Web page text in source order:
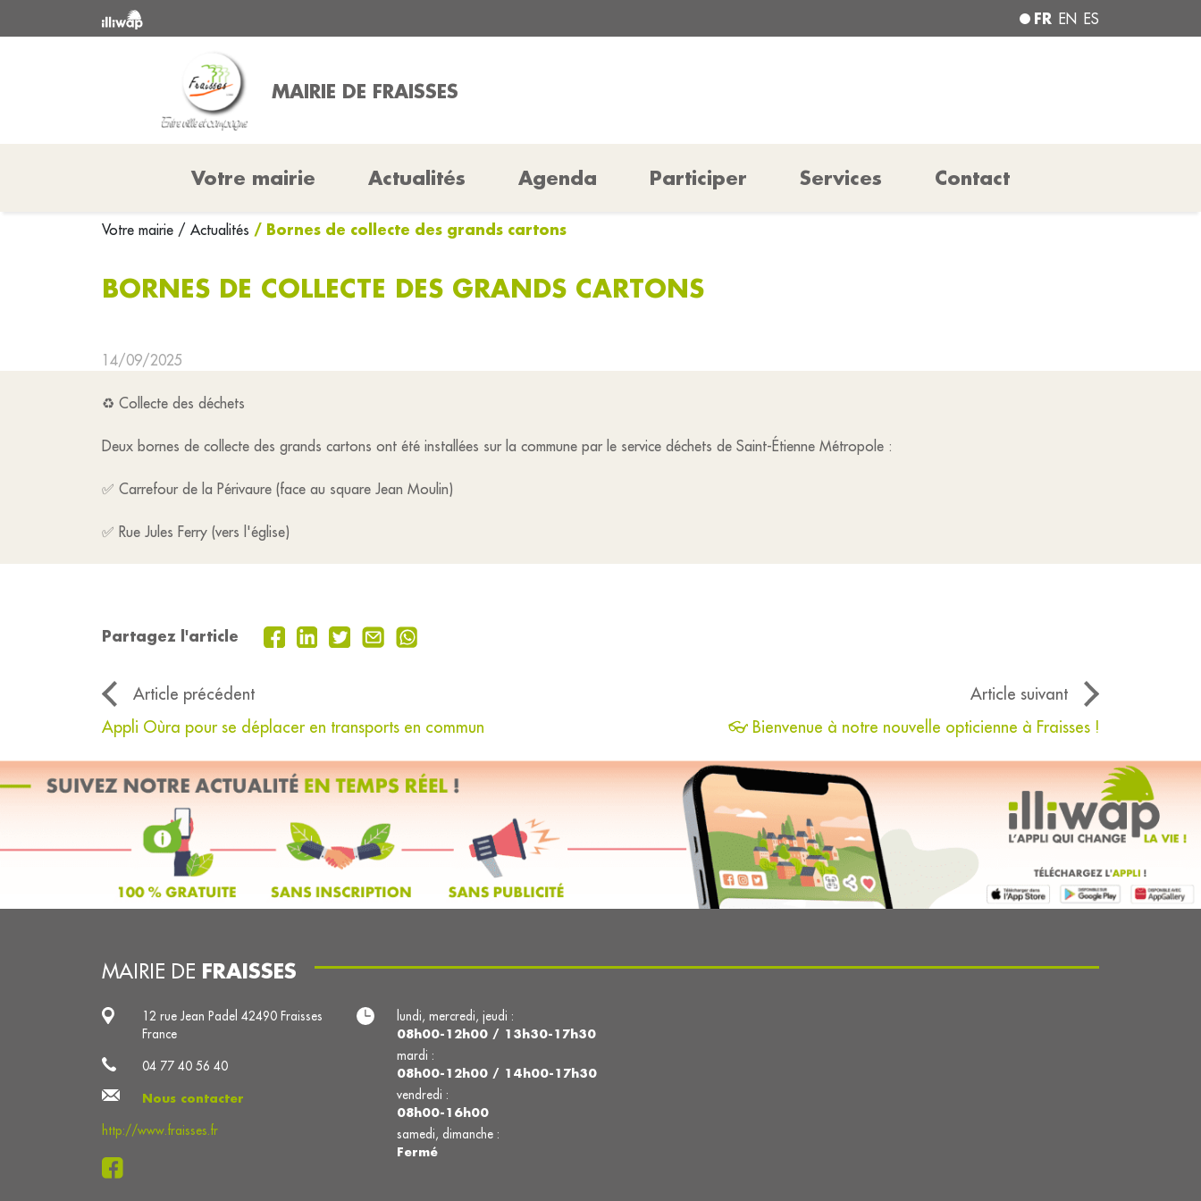
FR EN ES
MAIRIE DE FRAISSES
Votre mairie Actualités Agenda Participer Services Contact
Votre mairie / Actualités / Bornes de collecte des grands cartons
BORNES DE COLLECTE DES GRANDS CARTONS
14/09/2025
♻️ Collecte des déchets
Deux bornes de collecte des grands cartons ont été installées sur la commune par le service déchets de Saint-Étienne Métropole :
✅ Carrefour de la Périvaure (face au square Jean Moulin)
✅ Rue Jules Ferry (vers l'église)
Partagez l'article
Article précédent
Article suivant
Appli Oùra pour se déplacer en transports en commun
👓 Bienvenue à notre nouvelle opticienne à Fraisses !
MAIRIE DE FRAISSES
12 rue Jean Padel 42490 Fraisses
France
04 77 40 56 40
Nous contacter
http://www.fraisses.fr
lundi, mercredi, jeudi :
08h00-12h00 / 13h30-17h30
mardi :
08h00-12h00 / 14h00-17h30
vendredi :
08h00-16h00
samedi, dimanche :
Fermé